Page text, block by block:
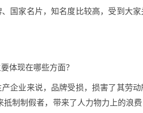
国家名片，知名度比较高，受到大
体现在哪些方面？
企业来说，品牌受损，损害了其劳
抵制制假者，带来了人力物力上的浪